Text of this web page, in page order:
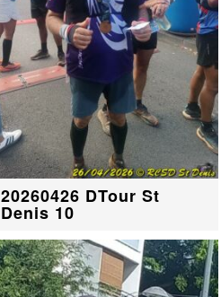
20260426 DTour St
Denis 10